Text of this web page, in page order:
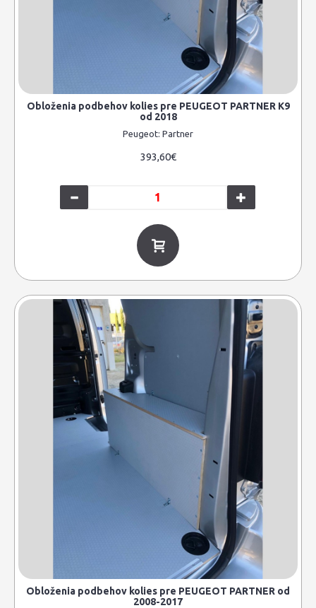
Obloženia podbehov kolies pre PEUGEOT PARTNER K9
od 2018
Peugeot: Partner
393,60€
Obloženia podbehov kolies pre PEUGEOT PARTNER od
2008-2017